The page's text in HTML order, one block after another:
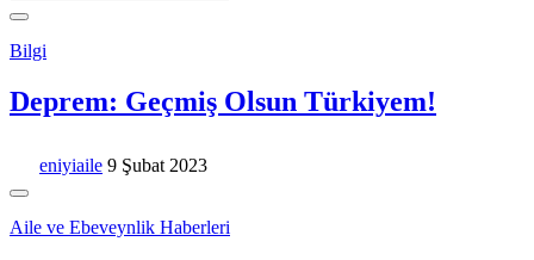
Bilgi
Deprem: Geçmiş Olsun Türkiyem!
eniyiaile 9 Şubat 2023
Aile ve Ebeveynlik Haberleri